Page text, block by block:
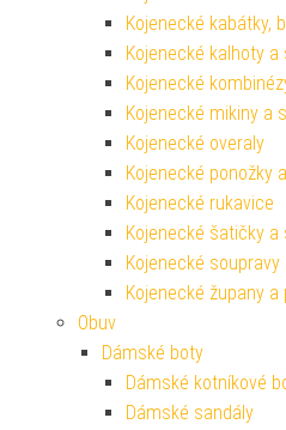
Kojenecké kabátky,
Kojenecké kalhoty a
Kojenecké
Kojenecké mikiny a
Kojenecké overaly
Kojenecké ponožky
Kojenecké rukavice
Kojenecké šatičky a
Kojenecké soupravy
Kojenecké župany a
Obuv
Dámské boty
Dámské kotníkové
Dámské sandály